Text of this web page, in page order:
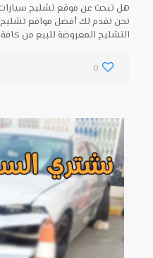
هل تبحث عن موقع تشليح سيارات
نحن نقدم لك أفضل مواقع تشليح
التشليح المعروضة للبيع من
0